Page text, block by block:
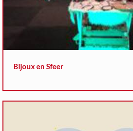
Bijoux en Sfeer